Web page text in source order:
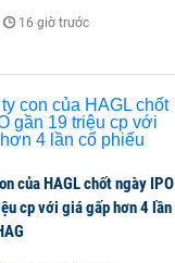
16 giờ trước
của HAGL chốt ngày IPO
cp với giá gấp hơn 4 lần